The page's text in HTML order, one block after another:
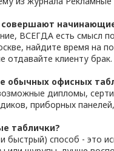
ВСЕГДА есть смысл
найдите время на
отдавайте клиенту
обычных офисных
дипломы,
приборных
таблички?
быстрый) способ - это